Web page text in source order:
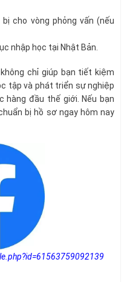
cho vòng phỏng vấn (nếu
nhập học tại Nhật Bản.
chỉ giúp bạn tiết kiệm
tập và phát triển sự nghiệp
hàng đầu thế giới. Nếu bạn
bị hồ sơ ngay hôm nay